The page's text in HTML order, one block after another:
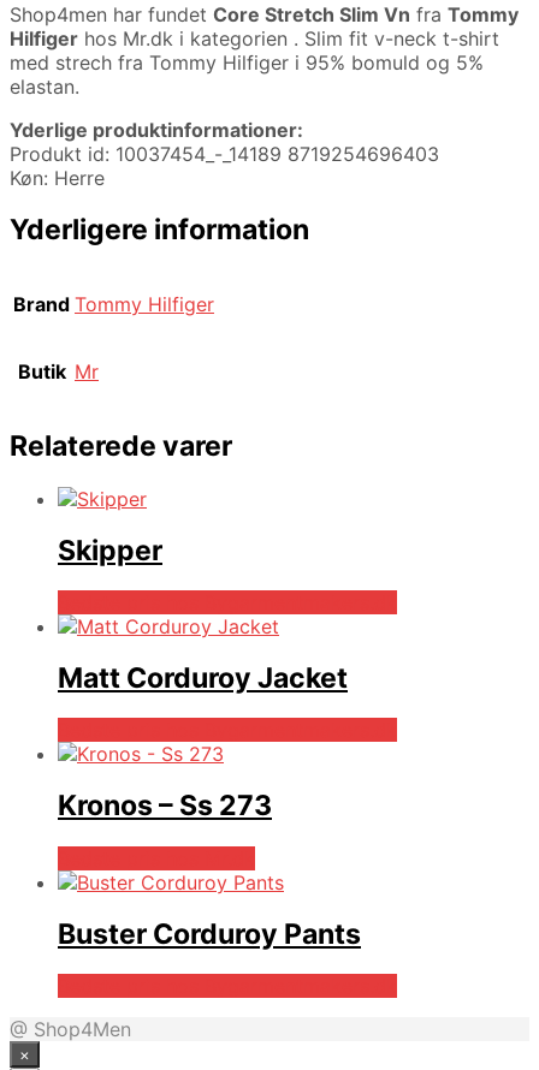
Shop4men har fundet Core Stretch Slim Vn fra Tommy
Hilfiger hos Mr.dk i kategorien . Slim fit v-neck t-shirt
med strech fra Tommy Hilfiger i 95% bomuld og 5%
elastan.
Yderlige produktinformationer:
Produkt id: 10037454_-_14189 8719254696403
Køn: Herre
Yderligere information
Brand Tommy Hilfiger
Butik Mr
Relaterede varer
Skipper
Matt Corduroy Jacket
Kronos – Ss 273
Buster Corduroy Pants
@ Shop4Men
×